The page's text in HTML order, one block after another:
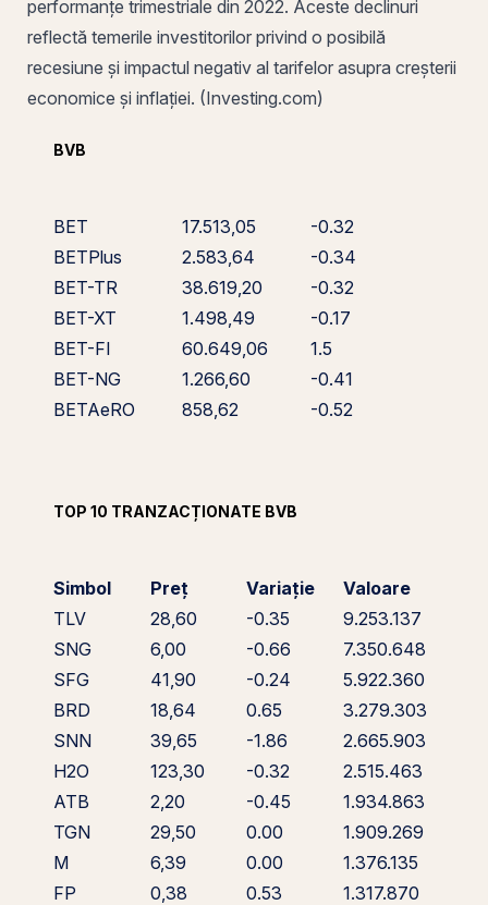
performanțe trimestriale din 2022. Aceste declinuri
reflectă temerile investitorilor privind o posibilă
recesiune și impactul negativ al tarifelor asupra creșterii
economice și inflației. (Investing.com)
BVB
BET 17.513,05
-0.32
BETPlus
2.583,64
-0.34
BET-TR
38.619,20
-0.32
BET-XT
1.498,49
-0.17
BET-FI
60.649,06
1.5
BET-NG
1.266,60
-0.41
BETAeRO
858,62 -0.52
TOP 10 TRANZACȚIONATE BVB
Simbol Preț Variație
Valoare
TLV
28,60 -0.35
9.253.137
SNG
6,00 -0.66
7.350.648
SFG
41,90 -0.24
5.922.360
BRD
18,64 0.65
3.279.303
SNN
39,65 -1.86
2.665.903
H2O
123,30 -0.32
2.515.463
ATB
2,20 -0.45
1.934.863
TGN
29,50 0.00
1.909.269
M
6,39 0.00
1.376.135
FP
0,38 0.53 1.317.870